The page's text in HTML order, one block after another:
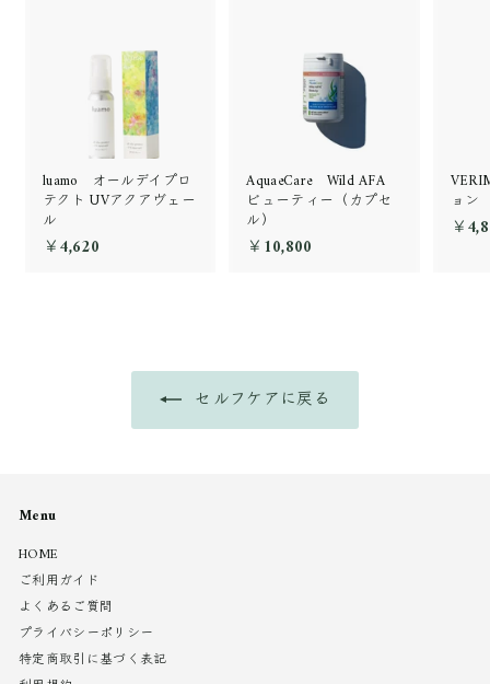
luamo オールデイプロ
テクト UVアクアヴェー
ル
￥4,620
AquaeCare Wild AFA
ビューティー（カプセ
ル）
￥10,800
0
ョン
￥
セルフケアに戻る
Menu
HOME
ご利用ガイド
よくあるご質問
プライバシーポリシー
特定商取引に基づく表記